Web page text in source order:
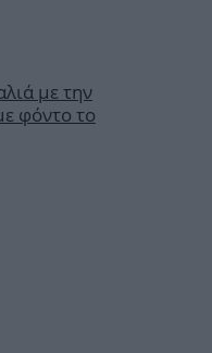
με την
φόντο το